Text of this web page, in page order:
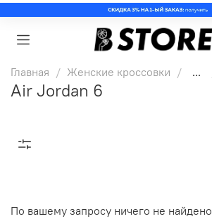
Главная Женские кроссовки ...
Air Jordan 6
По вашему запросу ничего не найдено